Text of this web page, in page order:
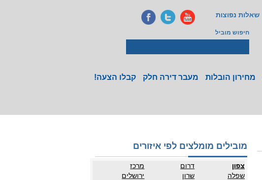
שאלות נפוצות
חיפוש מוביל
מחירון הובלות מעבר דירה חלק קבלו הצעה!
מובילים מומלצים לפי איזורים
צפון דרום
מרכז
שפלה
שרון
ירושלים